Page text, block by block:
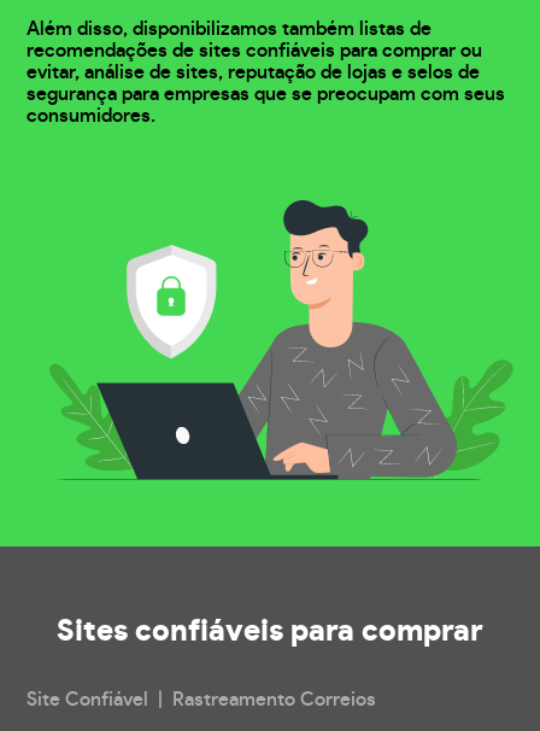
Além disso, disponibilizamos também listas de
recomendações de sites confiáveis para comprar ou
evitar, análise de sites, reputação de lojas e selos de
segurança para empresas que se preocupam com seus
consumidores.
Sites confiáveis para comprar
Site Confiável | Rastreamento Correios